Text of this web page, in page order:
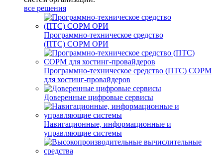
все решения
Программно-техническое средство
(ПТС) СОРМ ОРИ
Программно-техническое средство (ПТС) СОРМ
для хостинг-провайдеров
Доверенные цифровые сервисы
Навигационные, информационные и
управляющие системы